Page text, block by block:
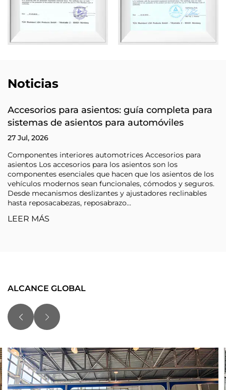
Noticias
Accesorios para asientos: guía completa para
sistemas de asientos para automóviles
27 Jul, 2026
Componentes interiores automotrices Accesorios para
asientos Los accesorios para los asientos son los
componentes esenciales que hacen que los asientos de los
vehículos modernos sean funcionales, cómodos y seguros.
Desde mecanismos deslizantes y ajustadores reclinables
hasta reposacabezas, reposabrazo...
LEER MÁS
ALCANCE GLOBAL